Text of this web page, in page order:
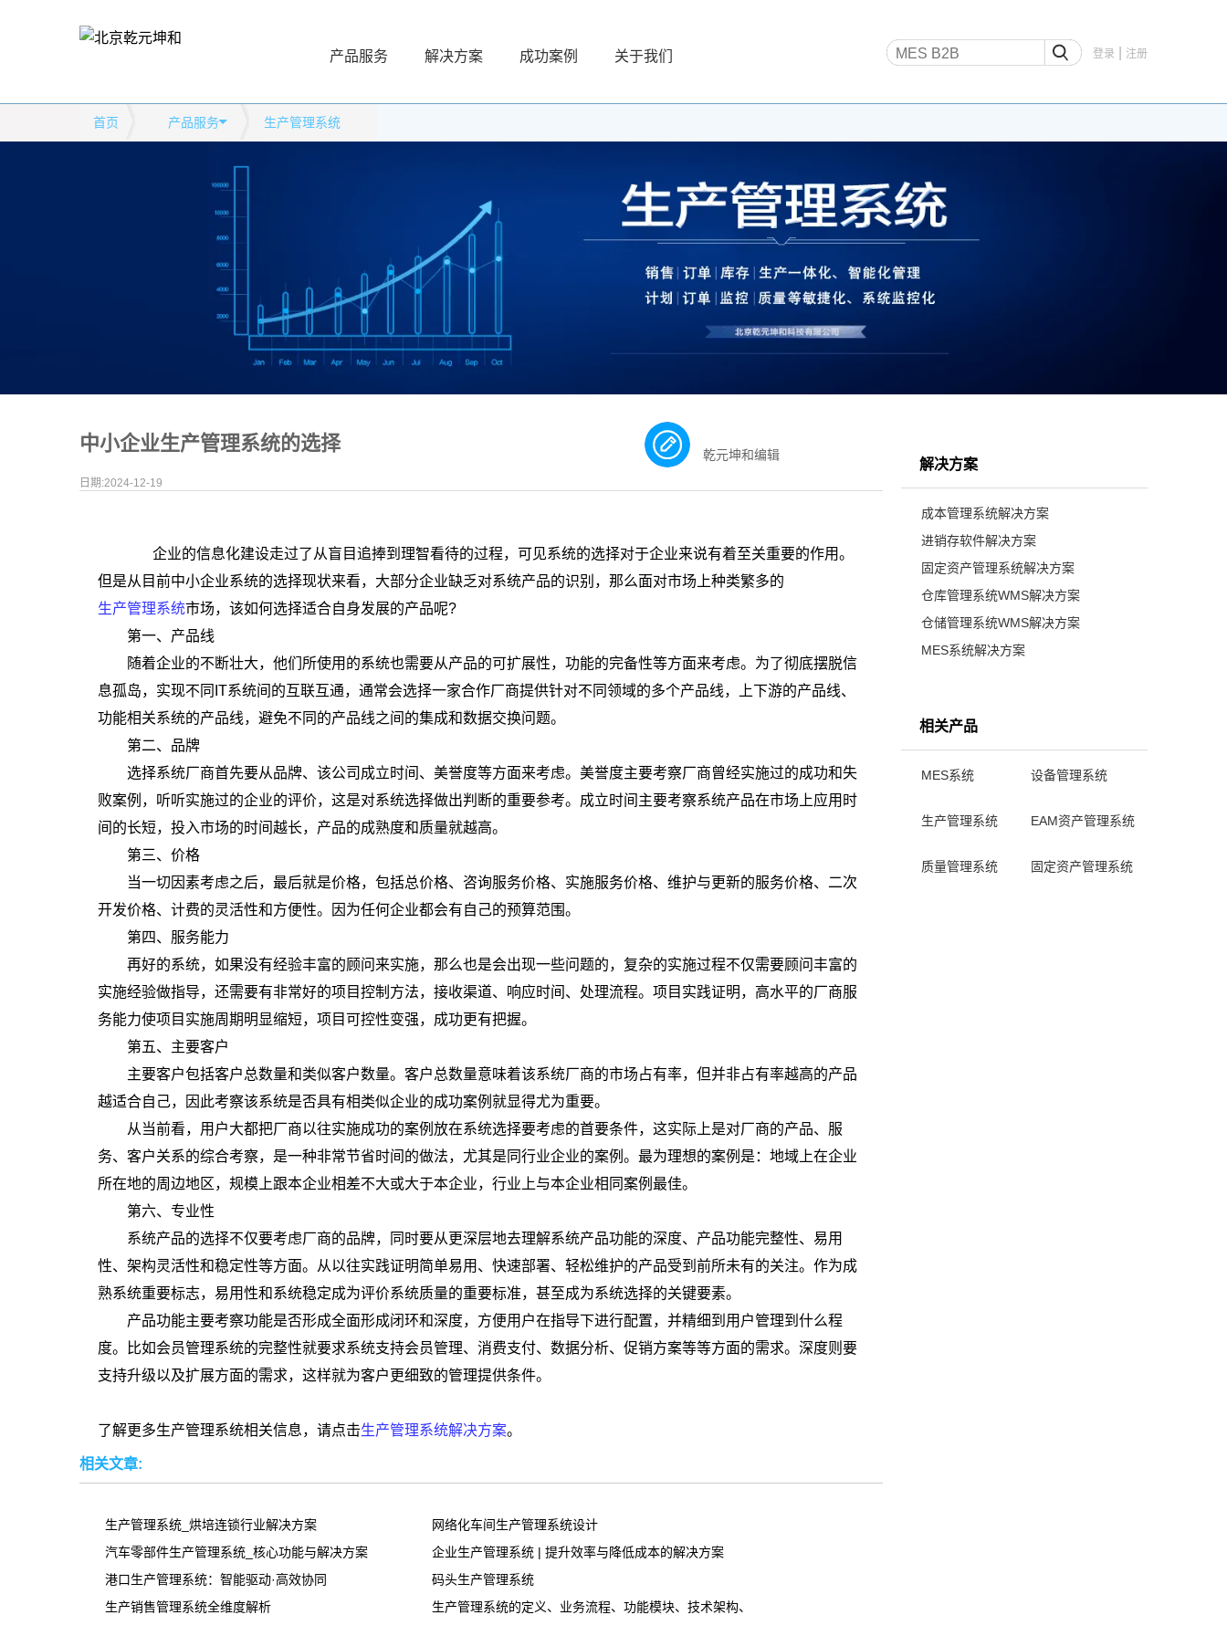
产品服务 解决方案 成功案例 关于我们 登录 注册
首页 产品服务 生产管理系统
中小企业生产管理系统的选择
日期:2024-12-19
乾元坤和编辑
企业的信息化建设走过了从盲目追捧到理智看待的过程，可见系统的选择对于企业来说有着至关重要的作用。
但是从目前中小企业系统的选择现状来看，大部分企业缺乏对系统产品的识别，那么面对市场上种类繁多的
生产管理系统市场，该如何选择适合自身发展的产品呢?
第一、产品线
随着企业的不断壮大，他们所使用的系统也需要从产品的可扩展性，功能的完备性等方面来考虑。为了彻底摆脱信
息孤岛，实现不同IT系统间的互联互通，通常会选择一家合作厂商提供针对不同领域的多个产品线，上下游的产品线、
功能相关系统的产品线，避免不同的产品线之间的集成和数据交换问题。
第二、品牌
选择系统厂商首先要从品牌、该公司成立时间、美誉度等方面来考虑。美誉度主要考察厂商曾经实施过的成功和失
败案例，听听实施过的企业的评价，这是对系统选择做出判断的重要参考。成立时间主要考察系统产品在市场上应用时
间的长短，投入市场的时间越长，产品的成熟度和质量就越高。
第三、价格
当一切因素考虑之后，最后就是价格，包括总价格、咨询服务价格、实施服务价格、维护与更新的服务价格、二次
开发价格、计费的灵活性和方便性。因为任何企业都会有自己的预算范围。
第四、服务能力
再好的系统，如果没有经验丰富的顾问来实施，那么也是会出现一些问题的，复杂的实施过程不仅需要顾问丰富的
实施经验做指导，还需要有非常好的项目控制方法，接收渠道、响应时间、处理流程。项目实践证明，高水平的厂商服
务能力使项目实施周期明显缩短，项目可控性变强，成功更有把握。
第五、主要客户
主要客户包括客户总数量和类似客户数量。客户总数量意味着该系统厂商的市场占有率，但并非占有率越高的产品
越适合自己，因此考察该系统是否具有相类似企业的成功案例就显得尤为重要。
从当前看，用户大都把厂商以往实施成功的案例放在系统选择要考虑的首要条件，这实际上是对厂商的产品、服
务、客户关系的综合考察，是一种非常节省时间的做法，尤其是同行业企业的案例。最为理想的案例是：地域上在企业
所在地的周边地区，规模上跟本企业相差不大或大于本企业，行业上与本企业相同案例最佳。
第六、专业性
系统产品的选择不仅要考虑厂商的品牌，同时要从更深层地去理解系统产品功能的深度、产品功能完整性、易用
性、架构灵活性和稳定性等方面。从以往实践证明简单易用、快速部署、轻松维护的产品受到前所未有的关注。作为成
熟系统重要标志，易用性和系统稳定成为评价系统质量的重要标准，甚至成为系统选择的关键要素。
产品功能主要考察功能是否形成全面形成闭环和深度，方便用户在指导下进行配置，并精细到用户管理到什么程
度。比如会员管理系统的完整性就要求系统支持会员管理、消费支付、数据分析、促销方案等等方面的需求。深度则要
支持升级以及扩展方面的需求，这样就为客户更细致的管理提供条件。
了解更多生产管理系统相关信息，请点击生产管理系统解决方案。
相关文章:
生产管理系统_烘培连锁行业解决方案
网络化车间生产管理系统设计
汽车零部件生产管理系统_核心功能与解决方案
企业生产管理系统 | 提升效率与降低成本的解决方案
港口生产管理系统：智能驱动·高效协同
码头生产管理系统
生产销售管理系统全维度解析
生产管理系统的定义、业务流程、功能模块、技术架构、应用场景、发展趋势全维度解析
解决方案
成本管理系统解决方案
进销存软件解决方案
固定资产管理系统解决方案
仓库管理系统WMS解决方案
仓储管理系统WMS解决方案
MES系统解决方案
相关产品
MES系统 设备管理系统
生产管理系统 EAM资产管理系统
质量管理系统 固定资产管理系统